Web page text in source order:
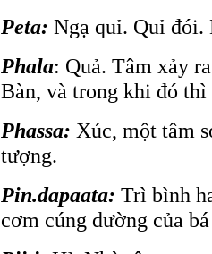
Peta: Ngạ quỉ. Quỉ đói.
Phala: Quả. Tâm xảy
Bàn, và trong khi đó
Phassa: Xúc, một tâm
tượng.
Pin.dapaata: Trì bình
cơm cúng dường của